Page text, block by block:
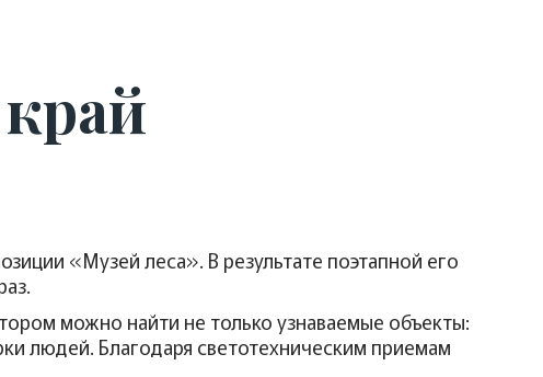
«Музей леса». В результате поэтапной его
можно найти не только узнаваемые объекты:
людей. Благодаря светотехническим приемам